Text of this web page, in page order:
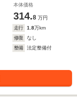
本体価格
314.8 万円
走行 1.8万km
修復
なし
整備
法定整備付